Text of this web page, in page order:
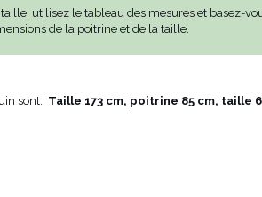
utilisez le tableau des mesures et basez-
de la poitrine et de la taille.
sont:: Taille 173 cm, poitrine 85 cm, taille